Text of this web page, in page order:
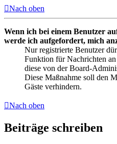
Nach oben
Wenn ich bei einem Benutzer
werde ich aufgefordert, mich
Nur registrierte Benutzer
Funktion für Nachrichten
diese von der Board-
Diese Maßnahme soll den
Gäste verhindern.
Nach oben
Beiträge schreiben